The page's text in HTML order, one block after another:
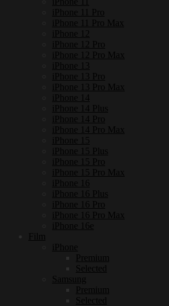
iPhone 11 Pro
iPhone 11 Pro Max
iPhone 12
iPhone 12 Pro
iPhone 12 Pro Max
iPhone 13
iPhone 13 Pro
iPhone 13 Pro Max
iPhone 14
iPhone 14 Plus
iPhone 14 Pro
iPhone 14 Pro Max
iPhone 15
iPhone 15 Plus
iPhone 15 Pro
iPhone 15 Pro Max
iPhone 16
iPhone 16 Plus
iPhone 16 Pro
iPhone 16 Pro Max
iPhone 16e
Film
iPhone
Premium
Selected
Samsung
Premium
Selected